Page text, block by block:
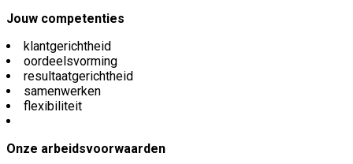
Jouw competenties
klantgerichtheid
oordeelsvorming
resultaatgerichtheid
samenwerken
flexibiliteit
Onze arbeidsvoorwaarden